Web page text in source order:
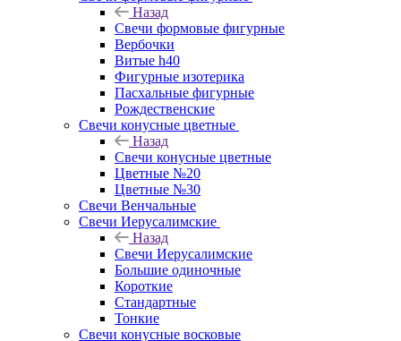
Назад
Свечи формовые фигурные
Вербочки
Витые h40
Фигурные изотерика
Пасхальные фигурные
Рождественские
Свечи конусные цветные
Назад
Свечи конусные цветные
Цветные №20
Цветные №30
Свечи Венчальные
Свечи Иерусалимские
Назад
Свечи Иерусалимские
Большие одиночные
Короткие
Стандартные
Тонкие
Свечи конусные восковые